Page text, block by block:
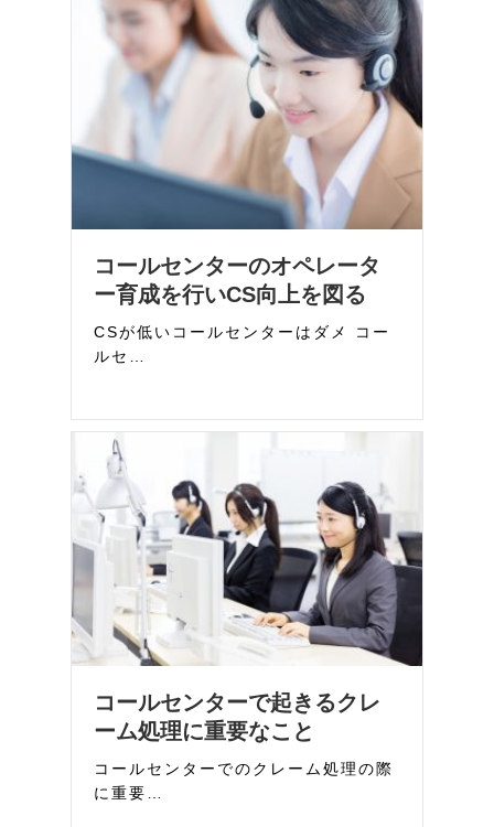
コールセンターのオペレータ
ー育成を行いCS向上を図る
CSが低いコールセンターはダメ コー
ルセ…
コールセンターで起きるクレ
ーム処理に重要なこと
コールセンターでのクレーム処理の際
に重要…